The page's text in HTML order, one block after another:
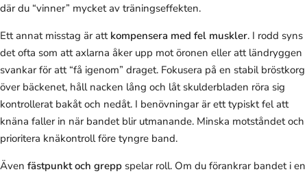
där du “vinner” mycket av träningseffekten.
Ett annat misstag är att kompensera med fel muskler. I rodd syns
det ofta som att axlarna åker upp mot öronen eller att ländryggen
svankar för att “få igenom” draget. Fokusera på en stabil bröstkorg
över bäckenet, håll nacken lång och låt skulderbladen röra sig
kontrollerat bakåt och nedåt. I benövningar är ett typiskt fel att
knäna faller in när bandet blir utmanande. Minska motståndet och
prioritera knäkontroll före tyngre band.
Även fästpunkt och grepp spelar roll. Om du förankrar bandet i en